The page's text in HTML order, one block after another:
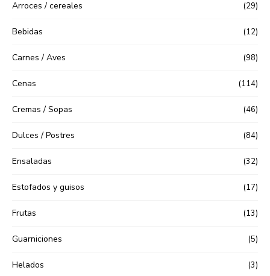
Arroces / cereales (29)
Bebidas (12)
Carnes / Aves (98)
Cenas (114)
Cremas / Sopas (46)
Dulces / Postres (84)
Ensaladas (32)
Estofados y guisos (17)
Frutas (13)
Guarniciones (5)
Helados (3)